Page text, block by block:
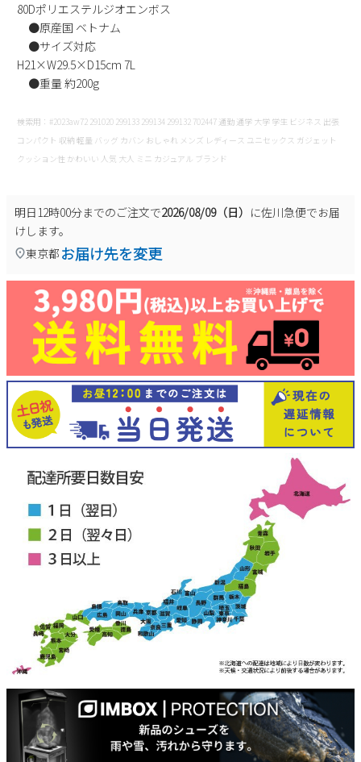
80Dポリエステルジオエンボス
●原産国 ベトナム
●サイズ対応
H21×W29.5×D15cm 7L
●重量 約200g
検索用：#2023aw72 291020 299133 299134 299132 702447 通勤 通学 大学 学生 ビジネス 出張
コンパクト 収納 軽量 バッグ カバン おしゃれ メンズ レディース ユニセックス ガジェット
クッション性 かわいい 人気 大人 ミニ カジュアル ブランド
明日12時00分までのご注文で2026/08/09（日） に佐川急便でお届
けします。
東京都 お届け先を変更